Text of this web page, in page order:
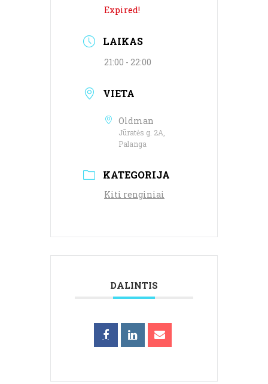
Expired!
LAIKAS
21:00 - 22:00
VIETA
Oldman
Jūratės g. 2A,
Palanga
KATEGORIJA
Kiti renginiai
DALINTIS